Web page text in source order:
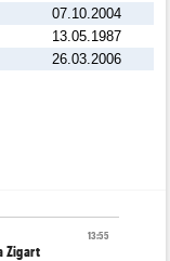
07.10.2004
13.05.1987
26.03.2006
13:55
Zigart